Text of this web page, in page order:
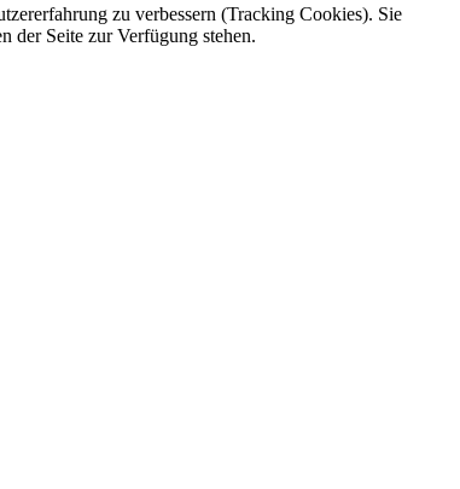
zu verbessern (Tracking Cookies). Sie
der Seite zur Verfügung stehen.